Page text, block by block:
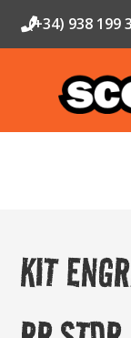
(+34) 938 199
KIT